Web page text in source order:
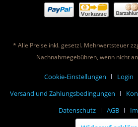
* Alle Preise inkl. gesetzl. Mehrwertsteuer
Nachnahmegebühren, wenn nicht
Cookie-Einstellungen Login
Versand und Zahlungsbedingungen
Datenschutz
AGB